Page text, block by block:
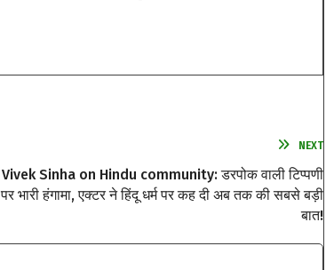
NEXT
Vivek Sinha on Hindu community: डरपोक वाली टिप्पणी
पर भारी हंगामा, एक्टर ने हिंदू धर्म पर कह दी अब तक की सबसे बड़ी
बात!